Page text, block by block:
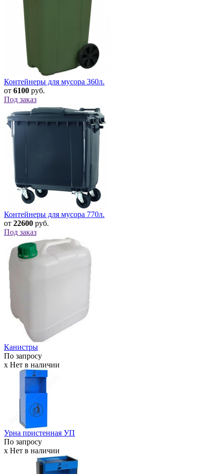
Контейнеры для мусора 360л.
от 6100 руб.
Под заказ
Контейнеры для мусора 770л.
от 22600 руб.
Под заказ
Канистры
По запросу
x Нет в наличии
Урна пристенная УП
По запросу
x Нет в наличии